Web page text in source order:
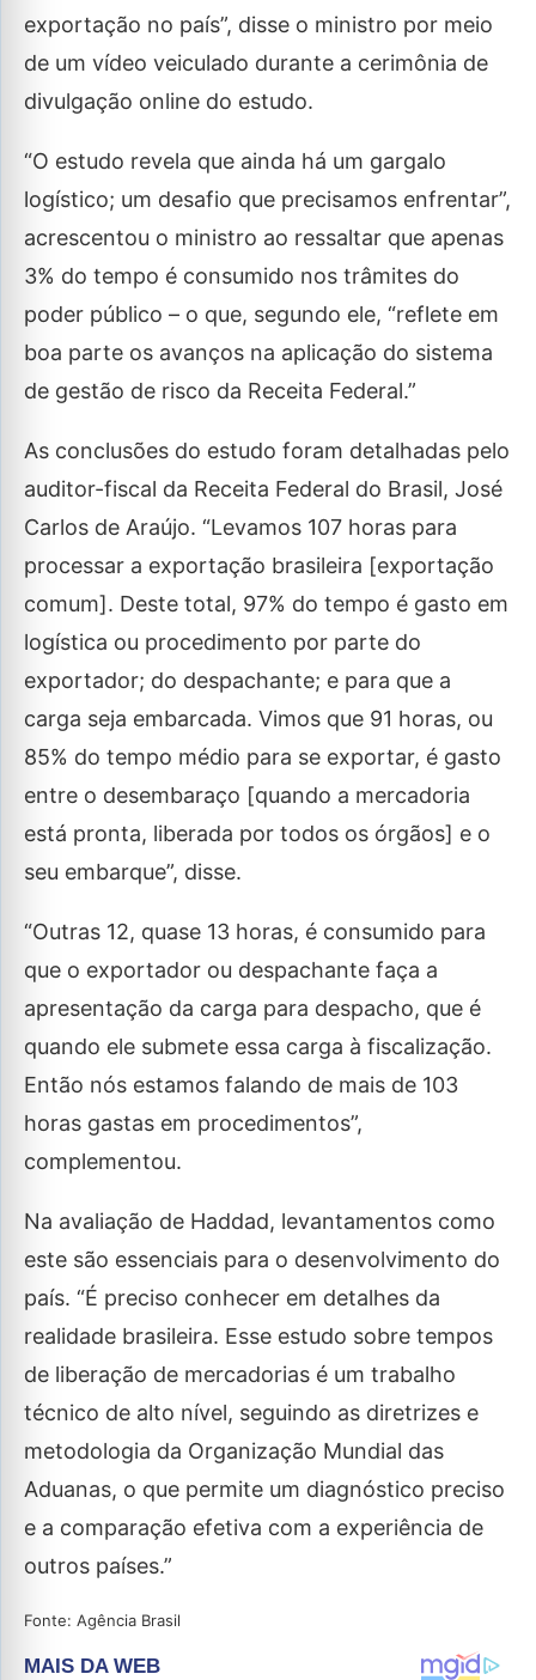
exportação no país”, disse o ministro por meio
de um vídeo veiculado durante a cerimônia de
divulgação online do estudo.
“O estudo revela que ainda há um gargalo
logístico; um desafio que precisamos enfrentar”,
acrescentou o ministro ao ressaltar que apenas
3% do tempo é consumido nos trâmites do
poder público – o que, segundo ele, “reflete em
boa parte os avanços na aplicação do sistema
de gestão de risco da Receita Federal.”
As conclusões do estudo foram detalhadas pelo
auditor-fiscal da Receita Federal do Brasil, José
Carlos de Araújo. “Levamos 107 horas para
processar a exportação brasileira [exportação
comum]. Deste total, 97% do tempo é gasto em
logística ou procedimento por parte do
exportador; do despachante; e para que a
carga seja embarcada. Vimos que 91 horas, ou
85% do tempo médio para se exportar, é gasto
entre o desembaraço [quando a mercadoria
está pronta, liberada por todos os órgãos] e o
seu embarque”, disse.
“Outras 12, quase 13 horas, é consumido para
que o exportador ou despachante faça a
apresentação da carga para despacho, que é
quando ele submete essa carga à fiscalização.
Então nós estamos falando de mais de 103
horas gastas em procedimentos”,
complementou.
Na avaliação de Haddad, levantamentos como
este são essenciais para o desenvolvimento do
país. “É preciso conhecer em detalhes da
realidade brasileira. Esse estudo sobre tempos
de liberação de mercadorias é um trabalho
técnico de alto nível, seguindo as diretrizes e
metodologia da Organização Mundial das
Aduanas, o que permite um diagnóstico preciso
e a comparação efetiva com a experiência de
outros países.”
Fonte: Agência Brasil